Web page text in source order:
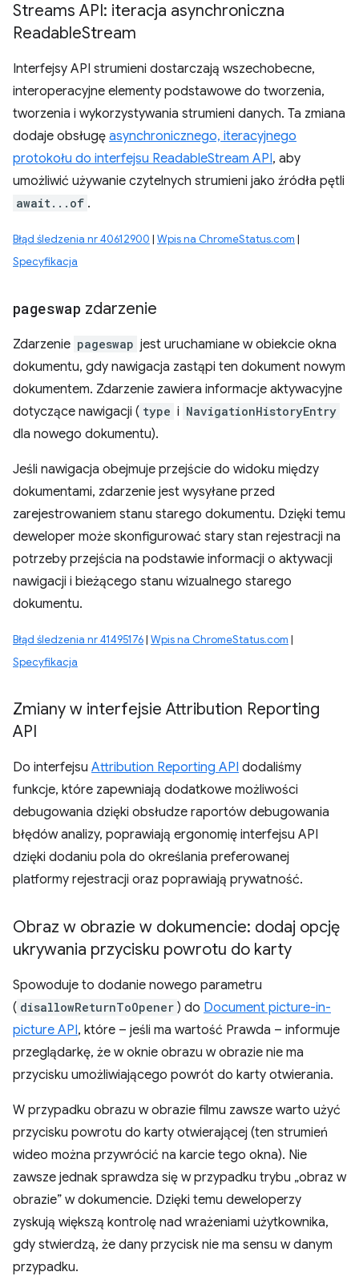
Streams API: iteracja asynchroniczna
ReadableStream
Interfejsy API strumieni dostarczają wszechobecne,
interoperacyjne elementy podstawowe do tworzenia,
tworzenia i wykorzystywania strumieni danych. Ta zmiana
dodaje obsługę asynchronicznego, iteracyjnego
protokołu do interfejsu ReadableStream API, aby
umożliwić używanie czytelnych strumieni jako źródła pętli
await...of .
Błąd śledzenia nr 40612900 | Wpis na ChromeStatus.com |
Specyfikacja
pageswap zdarzenie
Zdarzenie pageswap jest uruchamiane w obiekcie okna
dokumentu, gdy nawigacja zastąpi ten dokument nowym
dokumentem. Zdarzenie zawiera informacje aktywacyjne
dotyczące nawigacji ( type i NavigationHistoryEntry
dla nowego dokumentu).
Jeśli nawigacja obejmuje przejście do widoku między
dokumentami, zdarzenie jest wysyłane przed
zarejestrowaniem stanu starego dokumentu. Dzięki temu
deweloper może skonfigurować stary stan rejestracji na
potrzeby przejścia na podstawie informacji o aktywacji
nawigacji i bieżącego stanu wizualnego starego
dokumentu.
Błąd śledzenia nr 41495176| Wpis na ChromeStatus.com |
Specyfikacja
Zmiany w interfejsie Attribution Reporting
API
Do interfejsu Attribution Reporting API dodaliśmy
funkcje, które zapewniają dodatkowe możliwości
debugowania dzięki obsłudze raportów debugowania
błędów analizy, poprawiają ergonomię interfejsu API
dzięki dodaniu pola do określania preferowanej
platformy rejestracji oraz poprawiają prywatność.
Obraz w obrazie w dokumencie: dodaj opcję
ukrywania przycisku powrotu do karty
Spowoduje to dodanie nowego parametru
( disallowReturnToOpener ) do Document picture-in-
picture API, które – jeśli ma wartość Prawda – informuje
przeglądarkę, że w oknie obrazu w obrazie nie ma
przycisku umożliwiającego powrót do karty otwierania.
W przypadku obrazu w obrazie filmu zawsze warto użyć
przycisku powrotu do karty otwierającej (ten strumień
wideo można przywrócić na karcie tego okna). Nie
zawsze jednak sprawdza się w przypadku trybu „obraz w
obrazie” w dokumencie. Dzięki temu deweloperzy
zyskują większą kontrolę nad wrażeniami użytkownika,
gdy stwierdzą, że dany przycisk nie ma sensu w danym
przypadku.